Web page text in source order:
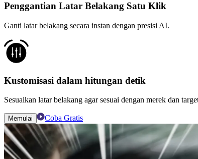
Penggantian Latar Belakang Satu Klik
Ganti latar belakang secara instan dengan presisi AI.
Kustomisasi dalam hitungan detik
Sesuaikan latar belakang agar sesuai dengan merek dan
Memulai Coba Gratis